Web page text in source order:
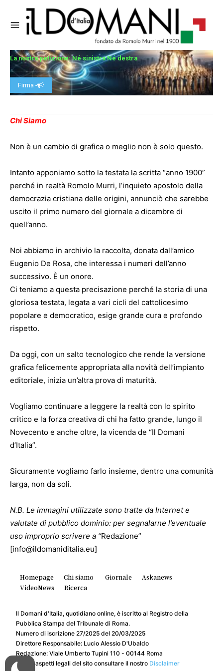
La nostra petizione: Né sinistra Né destra
Firma -
Chi Siamo
Non è un cambio di grafica o meglio non è solo questo.
Intanto apponiamo sotto la testata la scritta “anno 1900”
perché in realtà Romolo Murri, l’inquieto apostolo della
democrazia cristiana delle origini, annunciò che sarebbe
uscito il primo numero del giornale a dicembre di
quell’anno.
Noi abbiamo in archivio la raccolta, donata dall’amico
Eugenio De Rosa, che interessa i numeri dell’anno
successivo. È un onore.
Ci teniamo a questa precisazione perché la storia di una
gloriosa testata, legata a vari cicli del cattolicesimo
popolare e democratico, esige grande cura e profondo
rispetto.
Da oggi, con un salto tecnologico che rende la versione
grafica felicemente appropriata alla novità dell’impianto
editoriale, inizia un’altra prova di maturità.
Vogliamo continuare a leggere la realtà con lo spirito
critico e la forza creativa di chi ha fatto grande, lungo il
Novecento e anche oltre, la vicenda de “Il Domani
d’Italia”.
Sicuramente vogliamo farlo insieme, dentro una comunità
larga, non da soli.
N.B. Le immagini utilizzate sono tratte da Internet e
valutate di pubblico dominio: per segnalarne l’eventuale
uso improprio scrivere a “Redazione”
[info@ildomaniditalia.eu]
Homepage Chi siamo Giornale
Askanews
VideoNews
Ricerca
Il Domani d'Italia, quotidiano online, è iscritto al Registro della
Pubblica Stampa del Tribunale di Roma.
Numero di iscrizione 27/2025 del 20/03/2025
Direttore Responsabile: Lucio Alessio D'Ubaldo
Redazione: Viale Umberto Tupini 110 - 00144 Roma
Per gli aspetti legali del sito consultare il nostro Disclaimer